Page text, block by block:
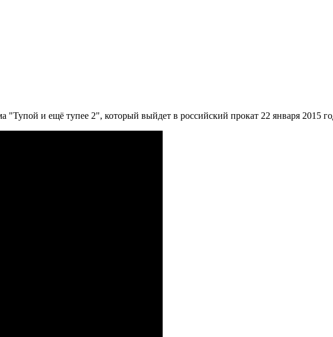
"Тупой и ещё тупее 2", который выйдет в российский прокат 22 января 2015